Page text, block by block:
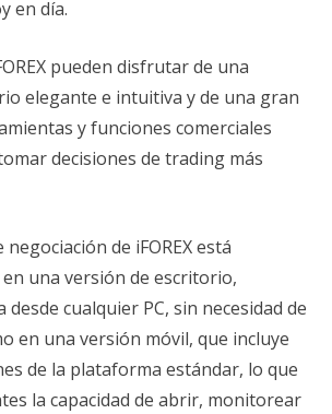
en día.
pueden disfrutar de una
elegante e intuitiva y de una gran
y funciones comerciales
decisiones de trading más
de iFOREX está
una versión de escritorio,
desde cualquier PC, sin necesidad de
en una versión móvil, que incluye
de la plataforma estándar, lo que
la capacidad de abrir, monitorear